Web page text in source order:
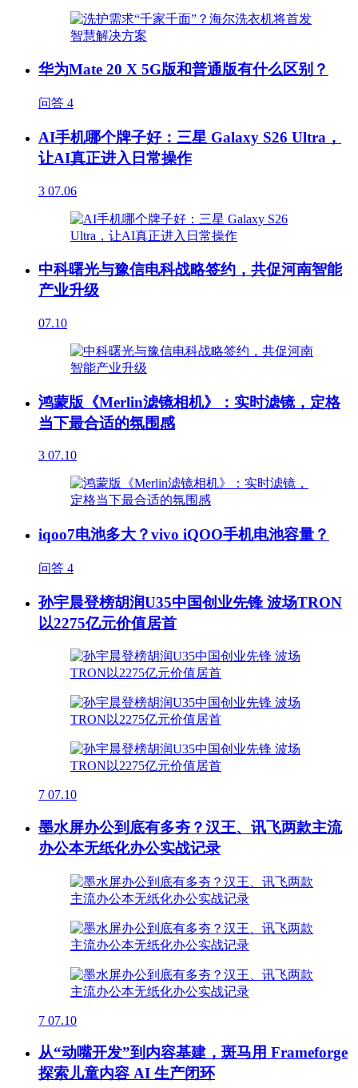
华为Mate 20 X 5G版和普通版有什么区别？
问答 4
AI手机哪个牌子好：三星 Galaxy S26 Ultra，
让AI真正进入日常操作
3 07.06
中科曙光与豫信电科战略签约，共促河南智能
产业升级
07.10
鸿蒙版《Merlin滤镜相机》：实时滤镜，定格
当下最合适的氛围感
3 07.10
iqoo7电池多大？vivo iQOO手机电池容量？
问答 4
孙宇晨登榜胡润U35中国创业先锋 波场TRON
以2275亿元价值居首
7 07.10
墨水屏办公到底有多夯？汉王、讯飞两款主流
办公本无纸化办公实战记录
7 07.10
从“动嘴开发”到内容基建，斑马用 Frameforge
探索儿童内容 AI 生产闭环